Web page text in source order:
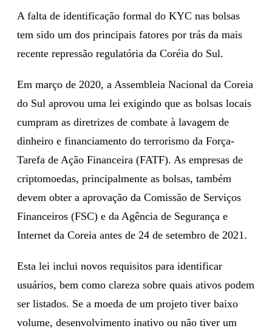
A falta de identificação formal do KYC nas bolsas
tem sido um dos principais fatores por trás da mais
recente repressão regulatória da Coréia do Sul.
Em março de 2020, a Assembleia Nacional da Coreia
do Sul aprovou uma lei exigindo que as bolsas locais
cumpram as diretrizes de combate à lavagem de
dinheiro e financiamento do terrorismo da Força-
Tarefa de Ação Financeira (FATF). As empresas de
criptomoedas, principalmente as bolsas, também
devem obter a aprovação da Comissão de Serviços
Financeiros (FSC) e da Agência de Segurança e
Internet da Coreia antes de 24 de setembro de 2021.
Esta lei inclui novos requisitos para identificar
usuários, bem como clareza sobre quais ativos podem
ser listados. Se a moeda de um projeto tiver baixo
volume, desenvolvimento inativo ou não tiver um